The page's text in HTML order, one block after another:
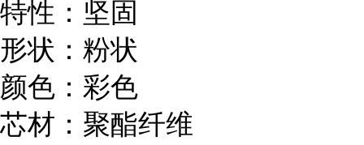
特性：坚固
形状：粉状
颜色：彩色
芯材：聚酯纤维